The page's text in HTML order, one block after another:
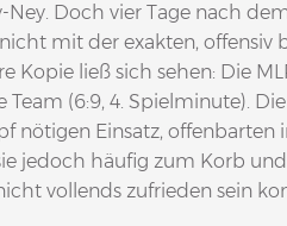
Doch vier Tage nach
mit der exakten, offensiv
Kopie ließ sich sehen: Die
Team (6:9, 4. Spielminute).
nötigen Einsatz, offenbarten
jedoch häufig zum Korb
vollends zufrieden sein